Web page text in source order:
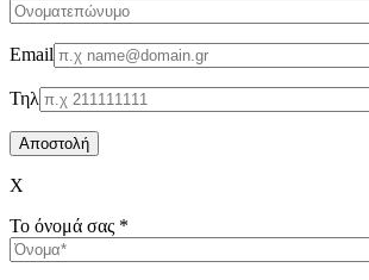
Email
Τηλ
X
Το όνομά σας *